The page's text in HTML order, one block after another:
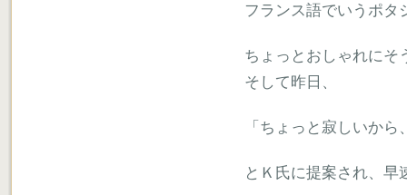
フランス語でいうポタ
ちょっとおしゃれにそ
そして昨日、
「ちょっと寂しいか
とＫ氏に提案され、早